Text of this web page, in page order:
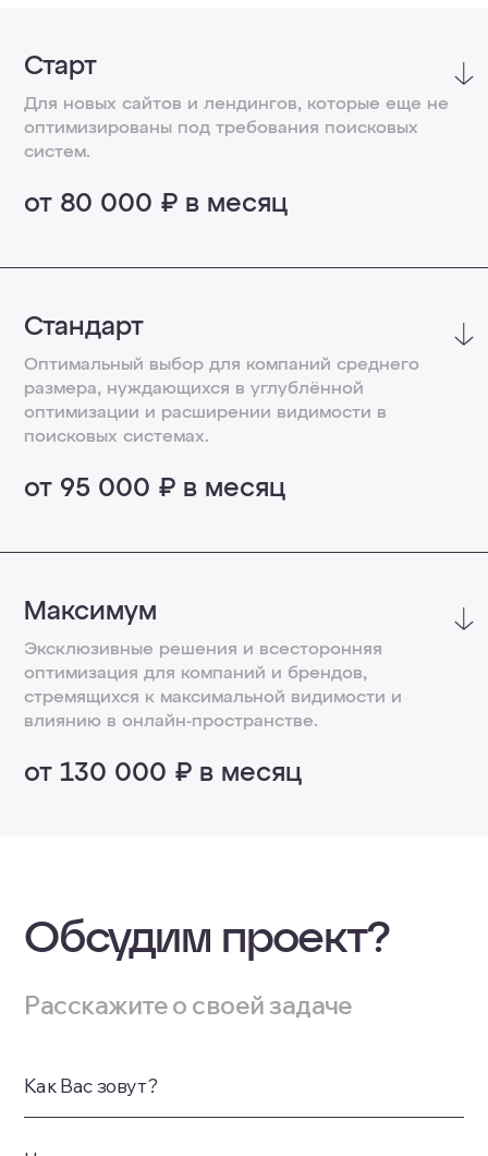
Старт
Для новых сайтов и лендингов, которые еще не
оптимизированы под требования поисковых
систем.
от 80 000 ₽ в месяц
Для новых сайтов
Для лендингов и одностраничных сайтов
Для малого бизнеса
Для стартапов
Что входит:
Стратегия продвижения
Персональный менеджер
Мониторинг позиций
Стандарт
Оптимальный выбор для компаний среднего
размера, нуждающихся в углублённой
оптимизации и расширении видимости в
поисковых системах.
от 95 000 ₽ в месяц
Средние компании
Развивающиеся бизнесы
Поставщики услуг
Производители
Персональный менеджер
Ссылочное продвижение
Еженедельная отчетность
Максимум
Эксклюзивные решения и всесторонняя
оптимизация для компаний и брендов,
стремящихся к максимальной видимости и
влиянию в онлайн-пространстве.
от 130 000 ₽ в месяц
Федеральные компании
FMCG-бренды
Интернет-магазины
Что входит:
Обсудим проект?
Расскажите о своей задаче
Как Вас зовут?